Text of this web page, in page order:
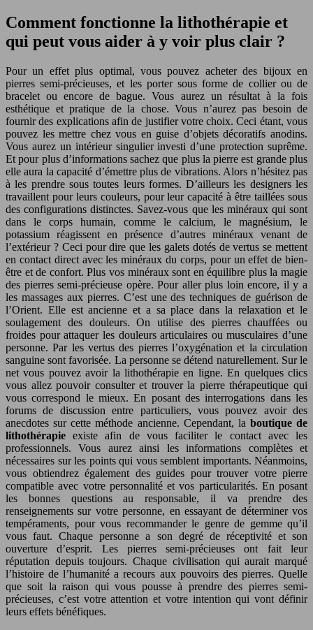
Comment fonctionne la lithothérapie et
qui peut vous aider à y voir plus clair ?
Pour un effet plus optimal, vous pouvez acheter des bijoux en
pierres semi-précieuses, et les porter sous forme de collier ou de
bracelet ou encore de bague. Vous aurez un résultat à la fois
esthétique et pratique de la chose. Vous n’aurez pas besoin de
fournir des explications afin de justifier votre choix. Ceci étant, vous
pouvez les mettre chez vous en guise d’objets décoratifs anodins.
Vous aurez un intérieur singulier investi d’une protection suprême.
Et pour plus d’informations sachez que plus la pierre est grande plus
elle aura la capacité d’émettre plus de vibrations. Alors n’hésitez pas
à les prendre sous toutes leurs formes. D’ailleurs les designers les
travaillent pour leurs couleurs, pour leur capacité à être taillées sous
des configurations distinctes. Savez-vous que les minéraux qui sont
dans le corps humain, comme le calcium, le magnésium, le
potassium réagissent en présence d’autres minéraux venant de
l’extérieur ? Ceci pour dire que les galets dotés de vertus se mettent
en contact direct avec les minéraux du corps, pour un effet de bien-
être et de confort. Plus vos minéraux sont en équilibre plus la magie
des pierres semi-précieuse opère. Pour aller plus loin encore, il y a
les massages aux pierres. C’est une des techniques de guérison de
l’Orient. Elle est ancienne et a sa place dans la relaxation et le
soulagement des douleurs. On utilise des pierres chauffées ou
froides pour attaquer les douleurs articulaires ou musculaires d’une
personne. Par les vertus des pierres l’oxygénation et la circulation
sanguine sont favorisée. La personne se détend naturellement. Sur le
net vous pouvez avoir la lithothérapie en ligne. En quelques clics
vous allez pouvoir consulter et trouver la pierre thérapeutique qui
vous correspond le mieux. En posant des interrogations dans les
forums de discussion entre particuliers, vous pouvez avoir des
anecdotes sur cette méthode ancienne. Cependant, la boutique de
lithothérapie existe afin de vous faciliter le contact avec les
professionnels. Vous aurez ainsi les informations complètes et
nécessaires sur les points qui vous semblent importants. Néanmoins,
vous obtiendrez également des guides pour trouver votre pierre
compatible avec votre personnalité et vos particularités. En posant
les bonnes questions au responsable, il va prendre des
renseignements sur votre personne, en essayant de déterminer vos
tempéraments, pour vous recommander le genre de gemme qu’il
vous faut. Chaque personne a son degré de réceptivité et son
ouverture d’esprit. Les pierres semi-précieuses ont fait leur
réputation depuis toujours. Chaque civilisation qui aurait marqué
l’histoire de l’humanité a recours aux pouvoirs des pierres. Quelle
que soit la raison qui vous pousse à prendre des pierres semi-
précieuses, c’est votre attention et votre intention qui vont définir
leurs effets bénéfiques.